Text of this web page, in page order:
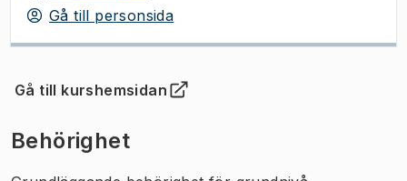
Gå till personsida
Gå till kurshemsidan
(Öppnas i ny flik)
Behörighet